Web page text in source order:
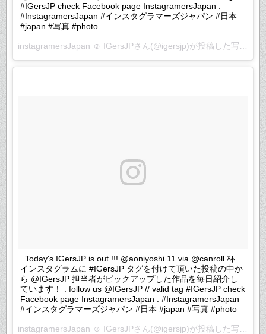
#IGersJP check Facebook page InstagramersJapan :
#InstagramersJapan #インスタグラマーズジャパン #日本
#japan #写真 #photo
. Today's IGersJP is out !!! @aoniyoshi.11 via @canroll 杯 .
インスタグラムに #IGersJP タグを付けて頂いた投稿の中か
ら @IGersJP 担当者がピックアップした作品を毎日紹介し
ています！ : follow us @IGersJP // valid tag #IGersJP check
Facebook page InstagramersJapan : #InstagramersJapan
#インスタグラマーズジャパン #日本 #japan #写真 #photo